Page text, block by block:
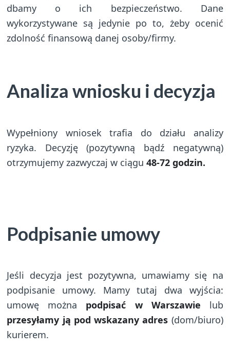
dbamy o ich bezpieczeństwo. Dane
wykorzystywane są jedynie po to, żeby ocenić
zdolność finansową danej osoby/firmy.
Analiza wniosku i decyzja
Wypełniony wniosek trafia do działu analizy
ryzyka. Decyzję (pozytywną bądź negatywną)
otrzymujemy zazwyczaj w ciągu48-72 godzin.
Podpisanie umowy
Jeśli decyzja jest pozytywna, umawiamy się na
podpisanie umowy. Mamy tutaj dwa wyjścia:
umowę można podpisać w Warszawie lub
przesyłamy ją pod wskazany adres (dom/biuro)
kurierem.